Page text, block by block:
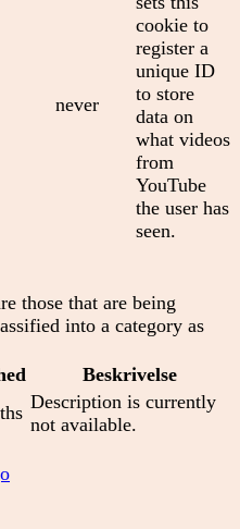
never
cookie to
register a
unique ID
to store
data on
what videos
from
YouTube
the user has
seen.
those that are being
into a category as
Beskrivelse
Description is currently
not available.